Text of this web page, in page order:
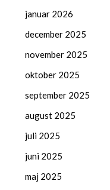
januar 2026
december 2025
november 2025
oktober 2025
september 2025
august 2025
juli 2025
juni 2025
maj 2025